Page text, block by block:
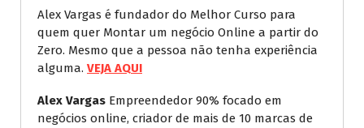
Alex Vargas é fundador do Melhor Curso para
quem quer Montar um negócio Online a partir do
Zero. Mesmo que a pessoa não tenha experiência
alguma. VEJA AQUI
Alex Vargas Empreendedor 90% focado em
negócios online, criador de mais de 10 marcas de